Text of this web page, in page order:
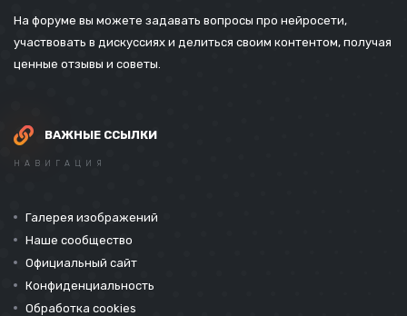
На форуме вы можете задавать вопросы про нейросети,
участвовать в дискуссиях и делиться своим контентом, получая
ценные отзывы и советы.
ВАЖНЫЕ ССЫЛКИ
НАВИГАЦИЯ
Галерея изображений
Наше сообщество
Официальный сайт
Конфиденциальность
Обработка cookies